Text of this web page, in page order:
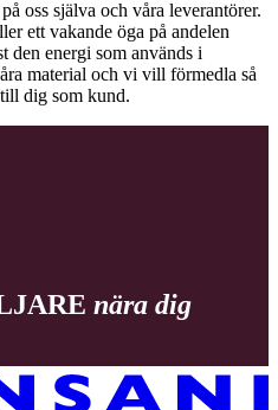
oss själva och våra leverantörer.
ett vakande öga på andelen
den energi som används i
material och vi vill förmedla så
dig som kund.
nära dig